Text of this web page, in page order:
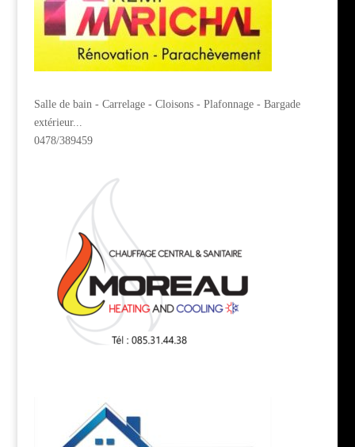
Salle de bain - Carrelage - Cloisons - Plafonnage - Bargade
extérieur...
0478/389459